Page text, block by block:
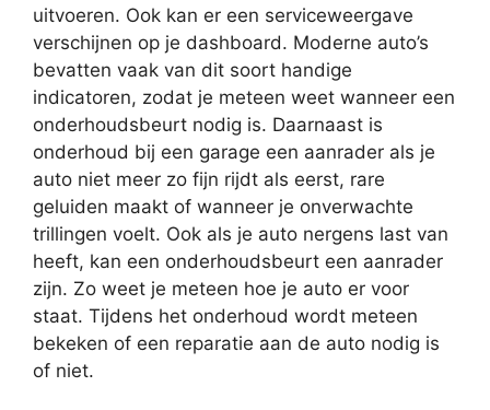
uitvoeren. Ook kan er een serviceweergave
verschijnen op je dashboard. Moderne auto’s
bevatten vaak van dit soort handige
indicatoren, zodat je meteen weet wanneer een
onderhoudsbeurt nodig is. Daarnaast is
onderhoud bij een garage een aanrader als je
auto niet meer zo fijn rijdt als eerst, rare
geluiden maakt of wanneer je onverwachte
trillingen voelt. Ook als je auto nergens last van
heeft, kan een onderhoudsbeurt een aanrader
zijn. Zo weet je meteen hoe je auto er voor
staat. Tijdens het onderhoud wordt meteen
bekeken of een reparatie aan de auto nodig is
of niet.